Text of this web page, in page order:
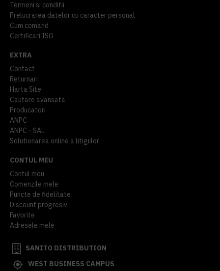
Termeni si conditii
Prelucrarea datelor cu caracter personal
Cum comand
Certificari ISO
EXTRA
Contact
Returnari
Harta Site
Cautare avansata
Producatori
ANPC
ANPC - SAL
Solutionarea online a litigiilor
CONTUL MEU
Contul meu
Comenzile mele
Puncte de fidelitate
Discount progresiv
Favorite
Adresele mele
SANITO DISTRIBUTION
WEST BUSINESS CAMPUS